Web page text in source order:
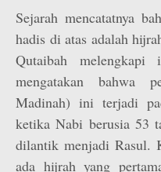
Sejarah mencatatnya
hadis di atas adalah
Qutaibah
mengatakan bahwa
Madinah) ini terjadi
ketika Nabi berusia 53
dilantik menjadi Rasul.
ada hijrah yang